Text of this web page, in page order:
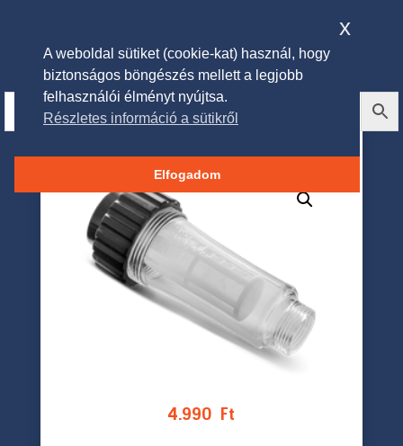
Husqvarna Vízszűrő
4.990 Ft
A weboldal sütiket (cookie-kat) használ, hogy
biztonságos böngészés mellett a legjobb
felhasználói élményt nyújtsa.
Részletes információ a sütikről
Elfogadom
x